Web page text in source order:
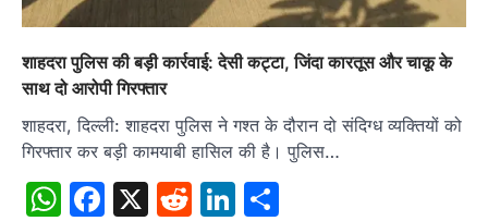
शाहदरा पुलिस की बड़ी कार्रवाई: देसी कट्टा, जिंदा कारतूस और चाकू के
साथ दो आरोपी गिरफ्तार
शाहदरा, दिल्ली: शाहदरा पुलिस ने गश्त के दौरान दो संदिग्ध व्यक्तियों को
गिरफ्तार कर बड़ी कामयाबी हासिल की है। पुलिस…
WhatsApp
Facebook
X RedditLinkedIn